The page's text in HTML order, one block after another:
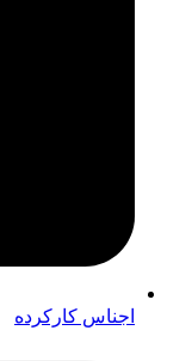
اجناس کارکرده